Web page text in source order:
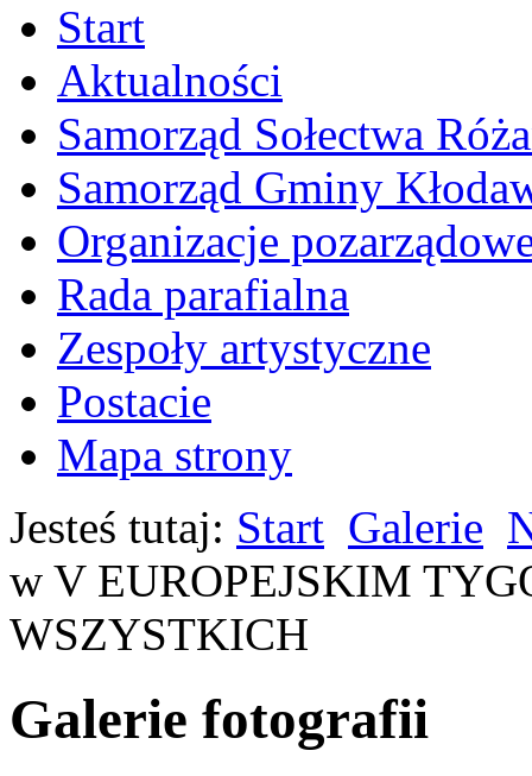
Start
Aktualności
Samorząd Sołectwa
Samorząd Gminy
Organizacje
Rada parafialna
Zespoły artystyczne
Postacie
Mapa strony
Jesteś tutaj: Start Galerie
w V EUROPEJSKIM
WSZYSTKICH
Galerie fotografii